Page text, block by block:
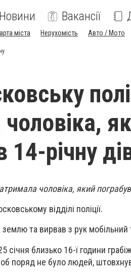
Новини Вакансії
міста Нерухомість Авто / Мото
14-річну
чоловіка, який
відділі поліції.
та вирвав з рук мобільний
січня близько 16-ї години
поряд не було людей, штовхнув